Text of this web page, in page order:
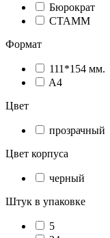
Бюрократ
СТАММ
Формат
111*154 мм.
A4
Цвет
прозрачный
Цвет корпуса
черный
Штук в упаковке
5